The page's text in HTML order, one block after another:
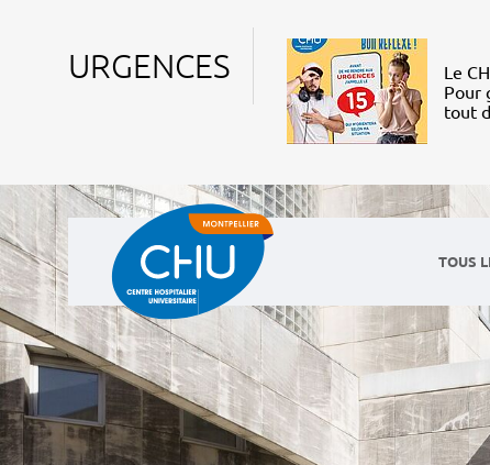
URGENCES
Le
Pour
tout
TOUS